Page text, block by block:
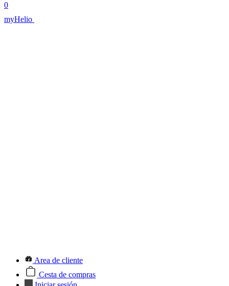
0
myHelio
Area de cliente
Cesta de compras